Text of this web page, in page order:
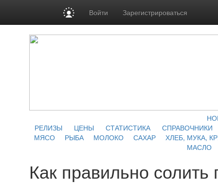
Войти Зарегистрироваться
РЕЛИЗЫ
ЦЕНЫ СТАТИСТИКА
СПРАВОЧНИКИ
МЯСО
РЫБА МОЛОКО САХАР
ХЛЕБ, МУКА,
МАСЛО
Как правильно солить